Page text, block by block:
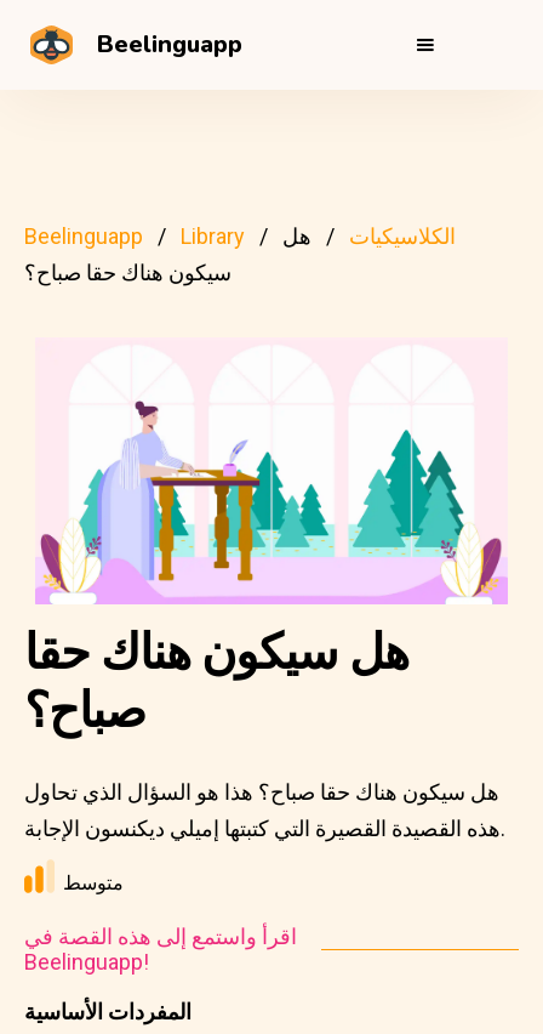
Beelinguapp
Beelinguapp Library الكلاسيكيات
هل
سيكون هناك حقا صباح؟
المفردات الأساسية
هل سيكون هناك حقا
صباح؟
هل سيكون هناك حقا صباح؟ هذا هو السؤال الذي تحاول
هذه القصيدة القصيرة التي كتبتها إميلي ديكنسون الإجابة.
متوسط
اقرأ واستمع إلى هذه القصة في
Beelinguapp!